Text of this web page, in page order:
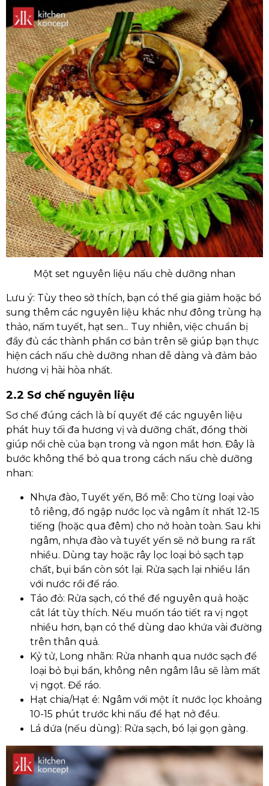
Một set nguyên liệu nấu chè dưỡng nhan
Lưu ý: Tùy theo sở thích, bạn có thể gia giảm hoặc bổ
sung thêm các nguyên liệu khác như đông trùng hạ
thảo, nấm tuyết, hạt sen... Tuy nhiên, việc chuẩn bị
đầy đủ các thành phần cơ bản trên sẽ giúp bạn thực
hiện cách nấu chè dưỡng nhan dễ dàng và đảm bảo
hương vị hài hòa nhất.
2.2 Sơ chế nguyên liệu
Sơ chế đúng cách là bí quyết để các nguyên liệu
phát huy tối đa hương vị và dưỡng chất, đồng thời
giúp nồi chè của bạn trong và ngon mắt hơn. Đây là
bước không thể bỏ qua trong cách nấu chè dưỡng
nhan:
Nhựa đào, Tuyết yến, Bồ mễ: Cho từng loại vào
tô riêng, đổ ngập nước lọc và ngâm ít nhất 12-15
tiếng (hoặc qua đêm) cho nở hoàn toàn. Sau khi
ngâm, nhựa đào và tuyết yến sẽ nở bung ra rất
nhiều. Dùng tay hoặc rây lọc loại bỏ sạch tạp
chất, bụi bẩn còn sót lại. Rửa sạch lại nhiều lần
với nước rồi để ráo.
Táo đỏ: Rửa sạch, có thể để nguyên quả hoặc
cắt lát tùy thích. Nếu muốn táo tiết ra vị ngọt
nhiều hơn, bạn có thể dùng dao khứa vài đường
trên thân quả.
Kỷ tử, Long nhãn: Rửa nhanh qua nước sạch để
loại bỏ bụi bẩn, không nên ngâm lâu sẽ làm mất
vị ngọt. Để ráo.
Hạt chia/Hạt é: Ngâm với một ít nước lọc khoảng
10-15 phút trước khi nấu để hạt nở đều.
Lá dứa (nếu dùng): Rửa sạch, bó lại gọn gàng.